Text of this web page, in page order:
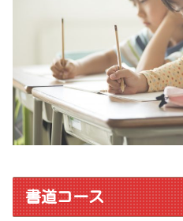
書道コース